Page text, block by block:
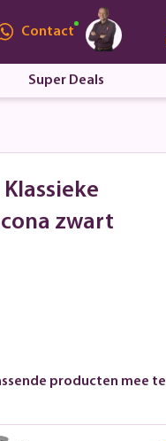
Contact
Super Deals
zwart
producten mee te